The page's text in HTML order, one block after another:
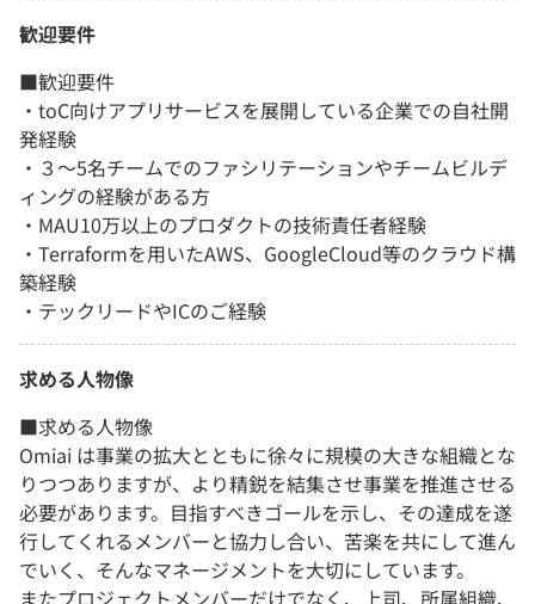
歓迎要件
■歓迎要件
・toC向けアプリサービスを展開している企業での自社開
発経験
・３〜5名チームでのファシリテーションやチームビルデ
ィングの経験がある方
・MAU10万以上のプロダクトの技術責任者経験
・Terraformを用いたAWS、GoogleCloud等のクラウド構
築経験
・テックリードやICのご経験
求める人物像
■求める人物像
Omiai は事業の拡大とともに徐々に規模の大きな組織とな
りつつありますが、より精鋭を結集させ事業を推進させる
必要があります。目指すべきゴールを示し、その達成を遂
行してくれるメンバーと協力し合い、苦楽を共にして進ん
でいく、そんなマネージメントを大切にしています。
またプロジェクトメンバーだけでなく、上司、所属組織、